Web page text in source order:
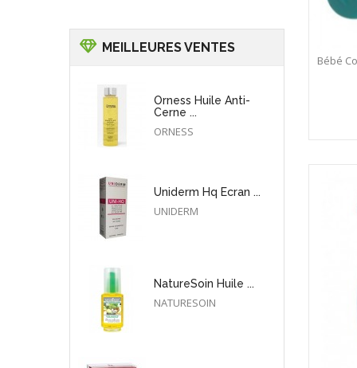
MEILLEURES VENTES
Orness Huile Anti-
Cerne ...
ORNESS
Uniderm Hq Ecran ...
UNIDERM
NatureSoin Huile ...
NATURESOIN
Bébé